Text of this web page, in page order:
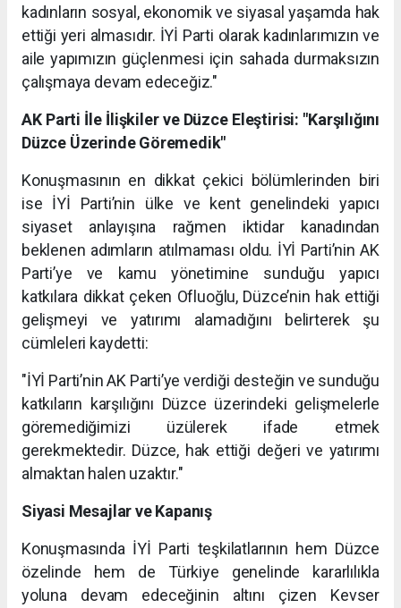
kadınların sosyal, ekonomik ve siyasal yaşamda hak
ettiği yeri almasıdır. İYİ Parti olarak kadınlarımızın ve
aile yapımızın güçlenmesi için sahada durmaksızın
çalışmaya devam edeceğiz."
AK Parti İle İlişkiler ve Düzce Eleştirisi: "Karşılığını
Düzce Üzerinde Göremedik"
Konuşmasının en dikkat çekici bölümlerinden biri
ise İYİ Parti’nin ülke ve kent genelindeki yapıcı
siyaset anlayışına rağmen iktidar kanadından
beklenen adımların atılmaması oldu. İYİ Parti’nin AK
Parti’ye ve kamu yönetimine sunduğu yapıcı
katkılara dikkat çeken Ofluoğlu, Düzce’nin hak ettiği
gelişmeyi ve yatırımı alamadığını belirterek şu
cümleleri kaydetti:
"İYİ Parti’nin AK Parti’ye verdiği desteğin ve sunduğu
katkıların karşılığını Düzce üzerindeki gelişmelerle
göremediğimizi üzülerek ifade etmek
gerekmektedir. Düzce, hak ettiği değeri ve yatırımı
almaktan halen uzaktır."
Siyasi Mesajlar ve Kapanış
Konuşmasında İYİ Parti teşkilatlarının hem Düzce
özelinde hem de Türkiye genelinde kararlılıkla
yoluna devam edeceğinin altını çizen Kevser